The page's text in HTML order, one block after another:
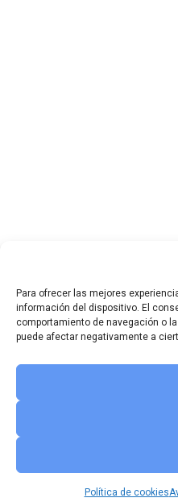
Para ofrecer las mejores
información del dispositivo. El
comportamiento de navegación o
puede afectar negativamente a
Política de cookies